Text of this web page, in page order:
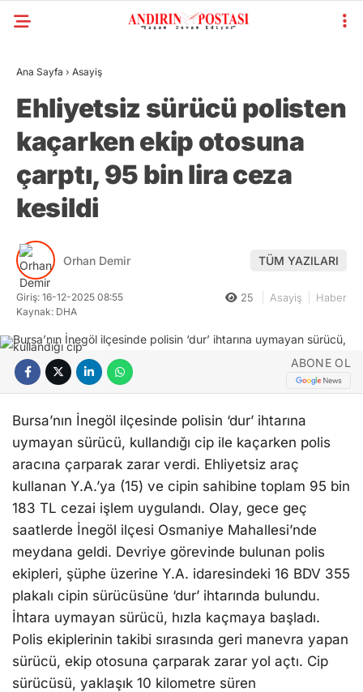
Ana Sayfa › Asayiş
Ehliyetsiz sürücü polisten
kaçarken ekip otosuna
çarptı, 95 bin lira ceza
kesildi
Orhan Demir TÜM YAZILARI
Giriş: 16-12-2025 08:55
Kaynak: DHA
25 Asayiş Haber
ABONE OL
Bursa’nın İnegöl ilçesinde polisin ‘dur’ ihtarına
uymayan sürücü, kullandığı cip ile kaçarken polis
aracına çarparak zarar verdi. Ehliyetsiz araç
kullanan Y.A.’ya (15) ve cipin sahibine toplam 95 bin
183 TL cezai işlem uygulandı. Olay, gece geç
saatlerde İnegöl ilçesi Osmaniye Mahallesi’nde
meydana geldi. Devriye görevinde bulunan polis
ekipleri, şüphe üzerine Y.A. idaresindeki 16 BDV 355
plakalı cipin sürücüsüne ‘dur’ ihtarında bulundu.
İhtara uymayan sürücü, hızla kaçmaya başladı.
Polis ekiplerinin takibi sırasında geri manevra yapan
sürücü, ekip otosuna çarparak zarar yol açtı. Cip
sürücüsü, yaklaşık 10 kilometre süren